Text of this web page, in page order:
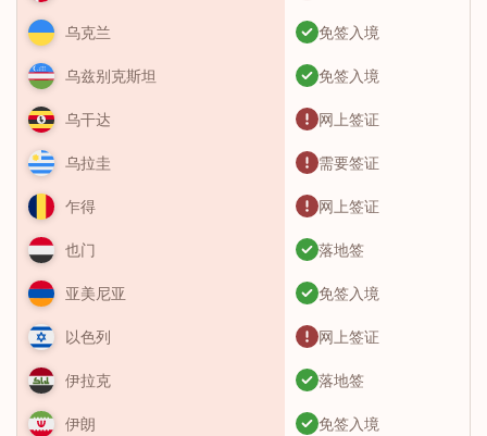
乌克兰 免签入境
乌兹别克斯坦 免签入境
乌干达 网上签证
乌拉圭 需要签证
乍得 网上签证
也门 落地签
亚美尼亚 免签入境
以色列 网上签证
伊拉克 落地签
伊朗 免签入境